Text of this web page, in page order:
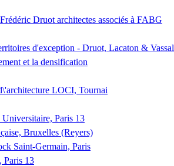
Druot architectes associés à FABG
d'exception - Druot, Lacaton & Vassal
et la densification
LOCI, Tournai
Universitaire, Paris 13
Bruxelles (Reyers)
Saint-Germain, Paris
Paris 13